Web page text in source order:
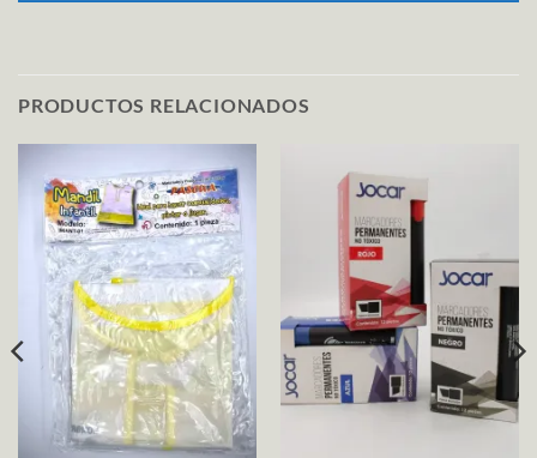
PRODUCTOS RELACIONADOS